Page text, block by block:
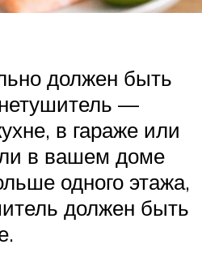
должен быть
—
в гараже или
в вашем доме
одного этажа,
должен быть